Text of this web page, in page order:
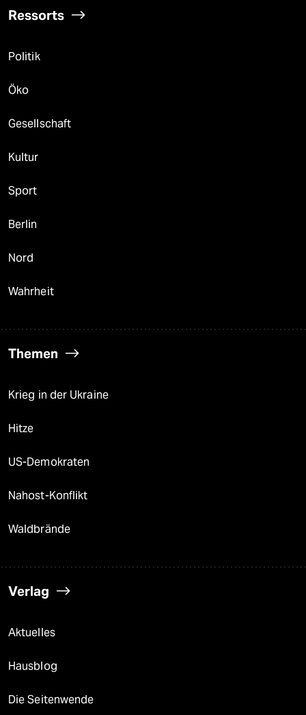
Ressorts
Politik
Öko
Gesellschaft
Kultur
Sport
Berlin
Nord
Wahrheit
Themen
Krieg in der Ukraine
Hitze
US-Demokraten
Nahost-Konflikt
Waldbrände
Verlag
Aktuelles
Hausblog
Die Seitenwende